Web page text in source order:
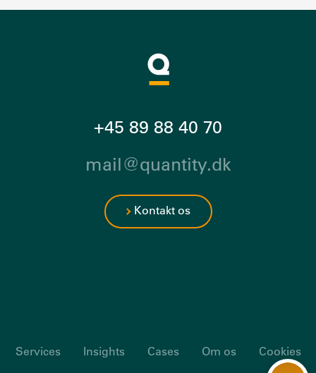
+45 89 88 40 70
mail@quantity.dk
Kontakt os
Services Insights Cases Om os Cookies